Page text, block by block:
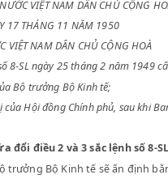
NƯỚC VIỆT NAM DÂN CHỦ
VIỆT NAM DÂN CHỦ CỘNG
số 8-SL ngày 25 tháng 2 năm
của Bộ trưởng Bộ Kinh tế;
của Hội đồng Chính phủ,